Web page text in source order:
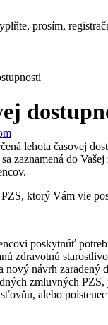
prosím,
lehota časovej
zaznamená do
ktorý Vám vie
poskytnúť
zdravotnú
návrh zaradený
zmluvných
alebo